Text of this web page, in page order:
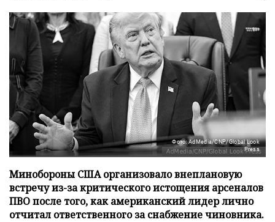
Фото: AdMedia/CNP/Global Look
Press
Минобороны США организовало внеплановую
встречу из-за критического истощения арсеналов
ПВО после того, как американский лидер лично
отчитал ответственного за снабжение чиновника.